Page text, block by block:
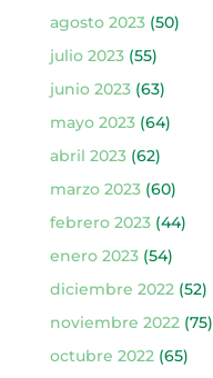
agosto 2023(50)
julio 2023(55)
junio 2023(63)
mayo 2023(64)
abril 2023(62)
marzo 2023(60)
febrero 2023(44)
enero 2023(54)
diciembre 2022(52)
noviembre 2022(75)
octubre 2022(65)